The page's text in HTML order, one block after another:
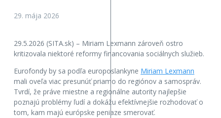
29. mája 2026
29.5.2026 (SITA.sk) – Miriam Lexmann zároveň ostro
kritizovala niektoré reformy financovania sociálnych služieb.
Eurofondy by sa podľa europoslankyne Miriam Lexmann
mali oveľa viac presunúť priamo do regiónov a samospráv.
Tvrdí, že práve miestne a regionálne autority najlepšie
poznajú problémy ľudí a dokážu efektívnejšie rozhodovať o
tom, kam majú európske peniaze smerovať.